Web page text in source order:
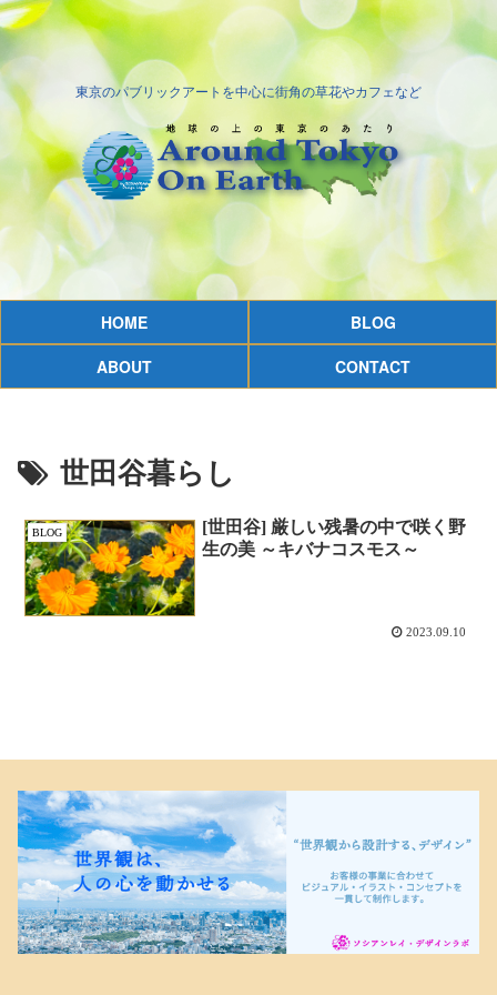
東京のパブリックアートを中心に街角の草花やカフェなど
HOME
BLOG
ABOUT
CONTACT
世田谷暮らし
BLOG
[世田谷] 厳しい残暑の中で咲く野
生の美 ～キバナコスモス～
2023.09.10